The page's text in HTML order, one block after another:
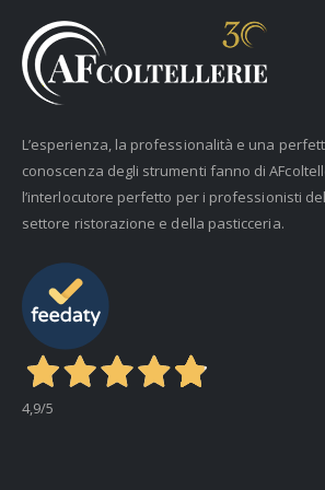
L’esperienza, la professionalità e una
conoscenza degli strumenti fanno di
l’interlocutore perfetto per i professionisti del
settore ristorazione e della pasticceria.
4,9/5